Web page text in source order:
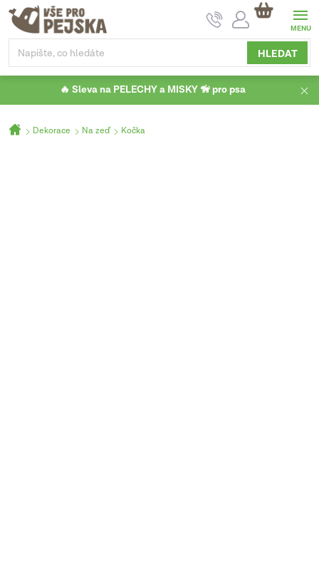
Přejít
obsah
HLEDAT
NÁKUPNÍ
KOŠÍK
🔥 Sleva na PELECHY a MISKY 🦮 pro psa
DomůDekorace Na zeď Kočka